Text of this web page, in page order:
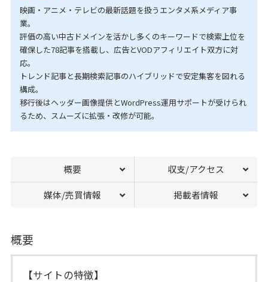
映画・アニメ・テレビの最新話題を扱うエンタメ系メディア事
業。
評価の高い中古ドメインを活かし多くのキーワードで検索上位を
確保した78記事を搭載し、広告とVODアフィリエイト双方に対
応。
トレンド記事と長期検索記事のハイブリッドで安定集客を図れる
構成。
移行後はヘッダー画像提供とWordPress運用サポートが受けられ
るため、スムーズに拡張・改修が可能。
概要 収支/アクセス
媒体/売買情報 掲載者情報
概要
【サイトの特徴】